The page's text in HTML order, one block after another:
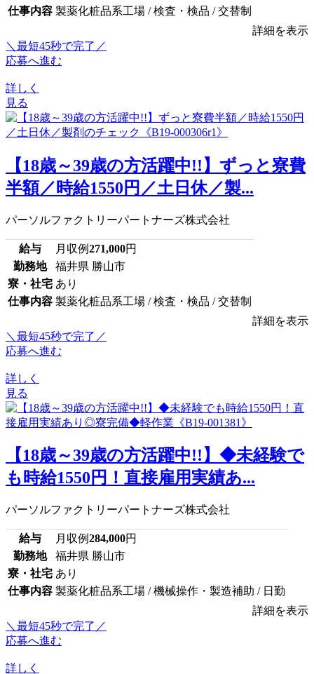
仕事内容 製薬化粧品系工場 / 検査・検品 / 交替制
詳細を表示
＼最短45秒で完了／
応募へ進む
詳しく
見る
【18歳～39歳の方活躍中!!】ずっと寮費
半額／時給1550円／土日休／製...
パーソルファクトリーパートナーズ株式会社
給与 月収例271,000円
勤務地
福井県 勝山市
寮・社宅 あり
仕事内容 製薬化粧品系工場 / 検査・検品 / 交替制
詳細を表示
＼最短45秒で完了／
応募へ進む
詳しく
見る
【18歳～39歳の方活躍中!!】◆未経験で
も時給1550円！直接雇用実績あ...
パーソルファクトリーパートナーズ株式会社
給与 月収例284,000円
勤務地
福井県 勝山市
寮・社宅 あり
仕事内容 製薬化粧品系工場 / 機械操作・製造補助 / 日勤
詳細を表示
＼最短45秒で完了／
応募へ進む
詳しく